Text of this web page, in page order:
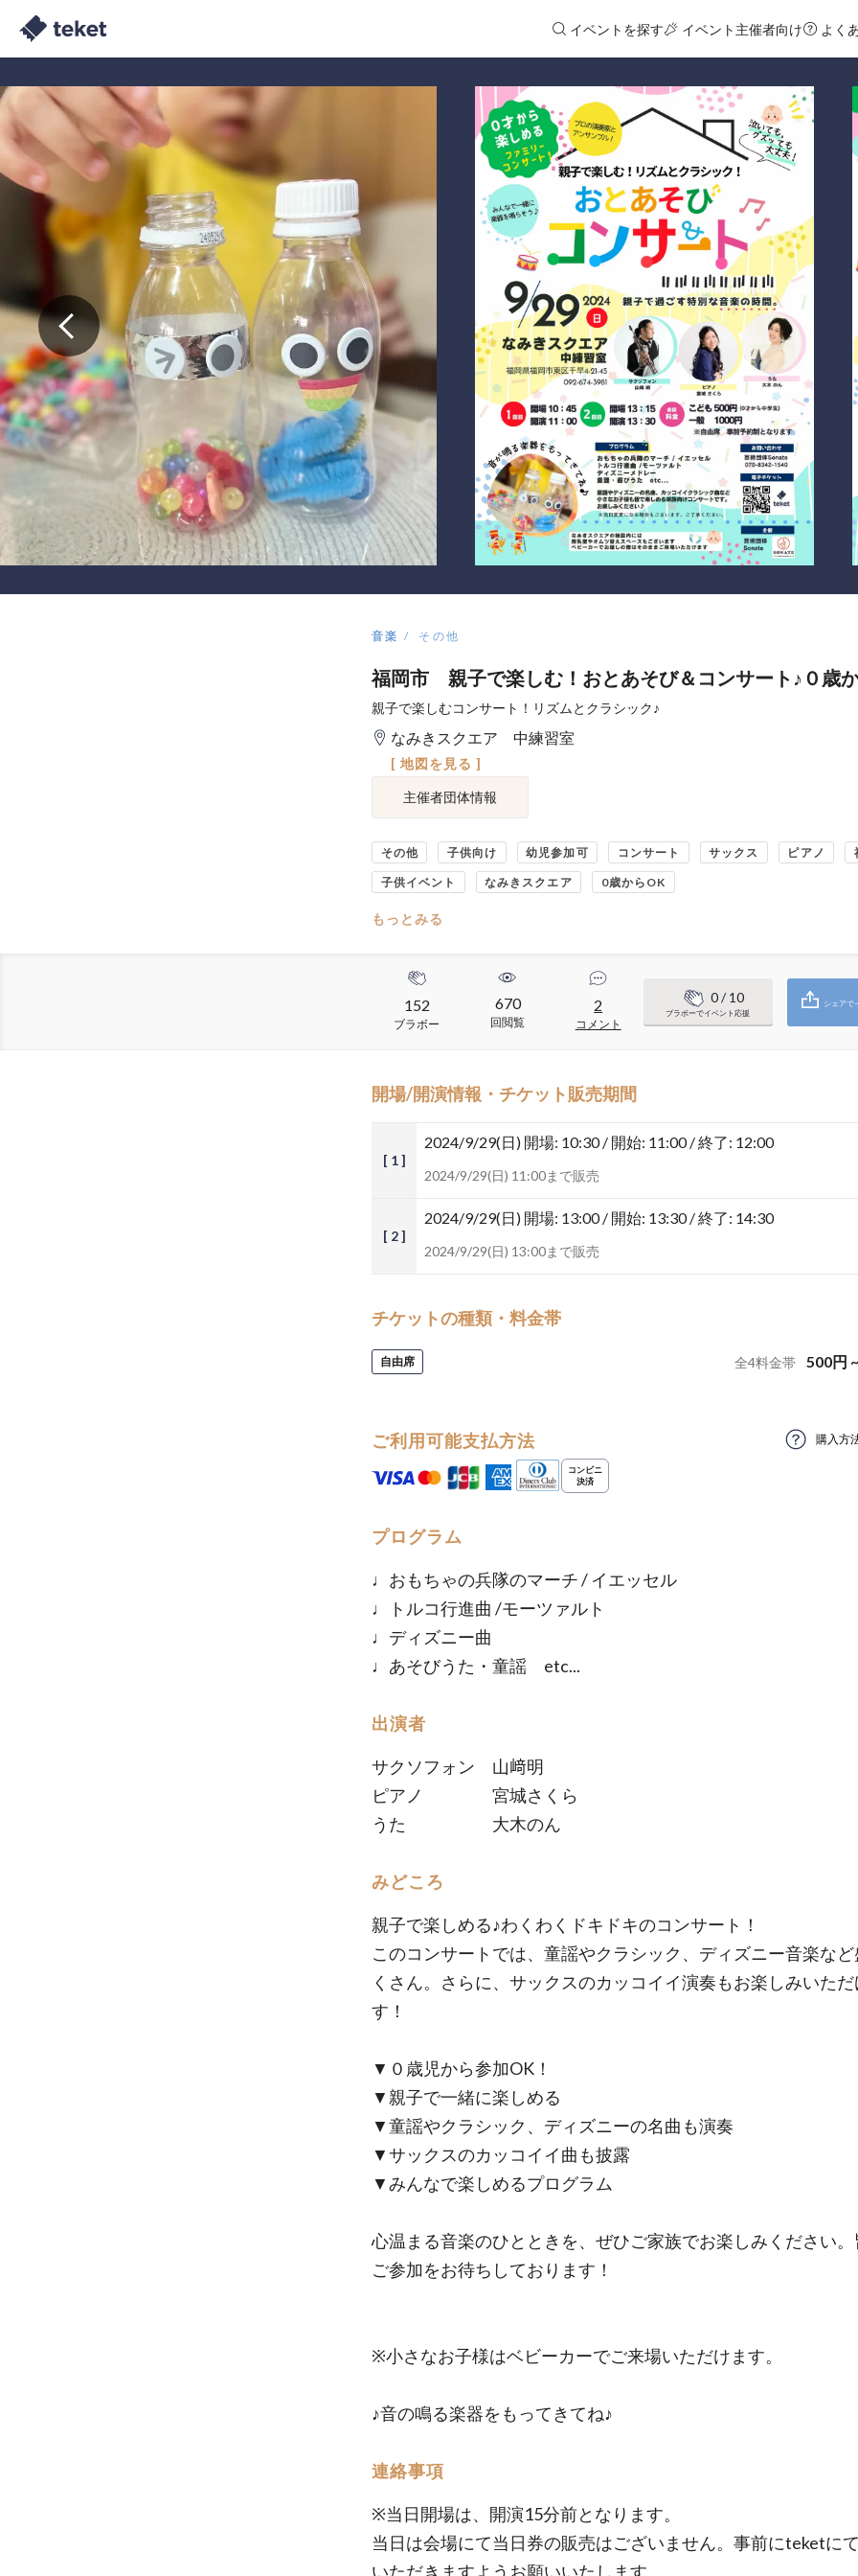
イベントを探す イベント主催者向け よく
音楽 その他
福岡市 親子で楽しむ！おとあそび＆コンサート♪０歳
親子で楽しむコンサート！リズムとクラシック♪
なみきスクエア 中練習室
[ 地図を見る ]
主催者団体情報
その他 子供向け 幼児参加可 コンサート サックス ピアノ
子供イベント なみきスクエア 0歳からOK
もっとみる
152
ブラボー
670
回閲覧
2
コメント
0/ 10
ブラボーでイベント応援
シェアで
開場/開演情報・チケット販売期間
[ 1 ]
2024/9/29(日) 開場: 10:30 / 開始: 11:00 / 終了: 12:00
2024/9/29(日) 11:00まで販売
[ 2 ]
2024/9/29(日) 開場: 13:00 / 開始: 13:30 / 終了: 14:30
2024/9/29(日) 13:00まで販売
チケットの種類・料金帯
自由席 全4料金帯 500円 ~
ご利用可能支払方法 購入方
プログラム
♩おもちゃの兵隊のマーチ / イエッセル
♩トルコ行進曲 /モーツァルト
♩ディズニー曲
♩あそびうた・童謡 etc...
出演者
サクソフォン 山﨑明
ピアノ 宮城さくら
うた 大木のん
みどころ
親子で楽しめる♪わくわくドキドキのコンサート！
このコンサートでは、童謡やクラシック、ディズニー音楽な
くさん。さらに、サックスのカッコイイ演奏もお楽しみいただ
す！
▼０歳児から参加OK！
▼親子で一緒に楽しめる
▼童謡やクラシック、ディズニーの名曲も演奏
▼サックスのカッコイイ曲も披露
▼みんなで楽しめるプログラム
心温まる音楽のひとときを、ぜひご家族でお楽しみください
ご参加をお待ちしております！
※小さなお子様はベビーカーでご来場いただけます。
♪音の鳴る楽器をもってきてね♪
連絡事項
※当日開場は、開演15分前となります。
当日は会場にて当日券の販売はございません。事前にteketに
いただきますようお願いいたします。